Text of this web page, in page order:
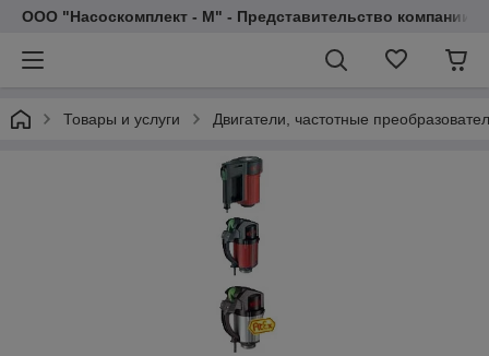
ООО "Насоскомплект - М" - Представительство компании
Товары и услуги Двигатели, частотные